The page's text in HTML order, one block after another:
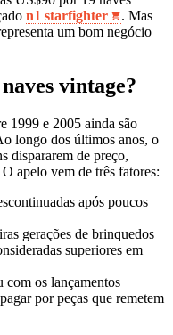
n1 starfighter
. Mas
um bom negócio
vintage?
1999 e 2005 ainda são
longo dos últimos anos, o
dispararem de preço,
apelo vem de três fatores:
após poucos
gerações de brinquedos
superiores em
com os lançamentos
por peças que remetem